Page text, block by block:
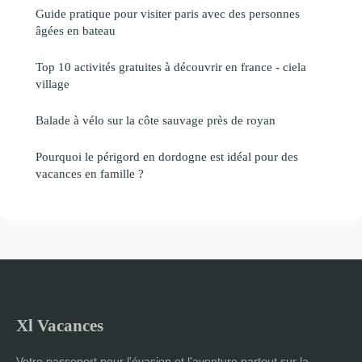
Guide pratique pour visiter paris avec des personnes
âgées en bateau
Top 10 activités gratuites à découvrir en france - ciela
village
Balade à vélo sur la côte sauvage près de royan
Pourquoi le périgord en dordogne est idéal pour des
vacances en famille ?
Xl Vacances